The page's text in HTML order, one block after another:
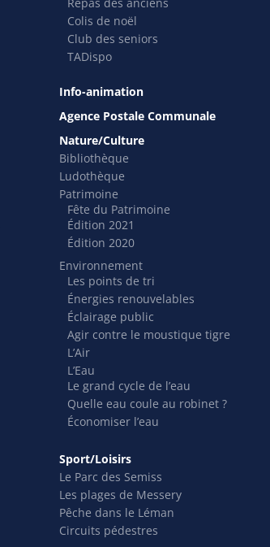
Colis de noël
Club des seniors
TADispo
Info-animation
Agence Postale Communale
Nature/Culture
Bibliothèque
Ludothèque
Patrimoine
Fête du Patrimoine
Édition 2021
Édition 2020
Environnement
Les points de tri
Énergies renouvelables
Éclairage public
Agir contre le moustique tigre
L’Air
L’Eau
Le grand cycle de l’eau
Quelle eau coule au robinet ?
Économiser l’eau
Sport/Loisirs
Le Parc des Semiss
Les plages de Messery
Pêche dans le Léman
Circuits pédestres